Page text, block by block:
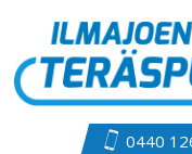
0440